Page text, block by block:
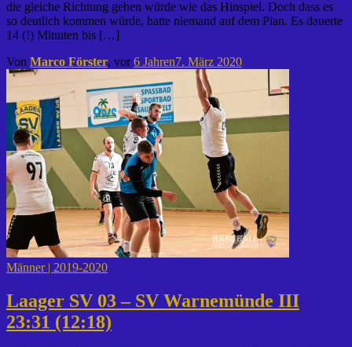
die gleiche Richtung gehen würde wie das Hinspiel. Doch dass es
so deutlich kommen würde, hatte niemand auf dem Plan. Es dauerte
14 (!) Minuten bis […]
Von Marco Förster, vor6 Jahren7. März 2020
Männer | 2019-2020
Laager SV 03 – SV Warnemünde III
23:31 (12:18)